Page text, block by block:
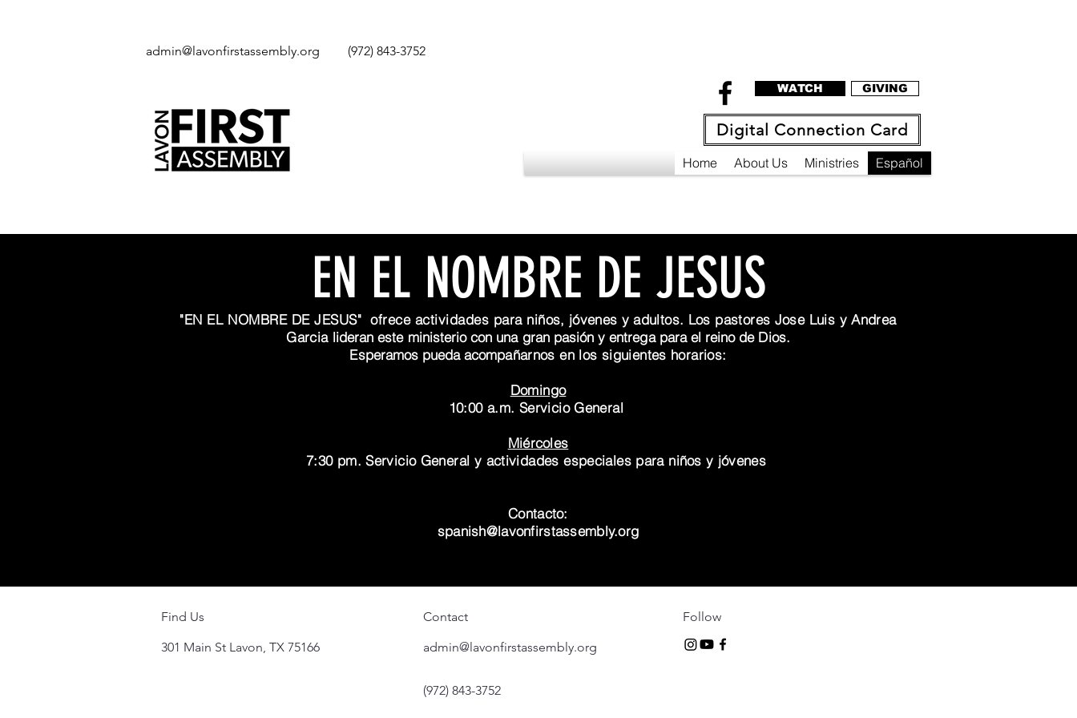
admin@lavonfirstassembly.org (972) 843-3752
Home About Us Ministries Español
GIVING
WATCH
Digital Connection Card
EN EL NOMBRE DE JESUS
"EN EL NOMBRE DE JESUS" ofrece actividades para niños, jóvenes y adultos. Los pastores Jose Luis y Andrea
Garcia lideran este ministerio con una gran pasión y entrega para el reino de Dios.
Esperamos puedaacompañarnos en los siguientes horarios:
Domingo
10:00 a.m. Servicio General
Miércoles
7:30 pm. Servicio General y actividades especiales para niños y jóvenes
Contacto:
spanish@lavonfirstassembly.org
Find Us
301 Main St Lavon, TX 75166
Contact
admin@lavonfirstassembly.org
Follow
(972) 843-3752